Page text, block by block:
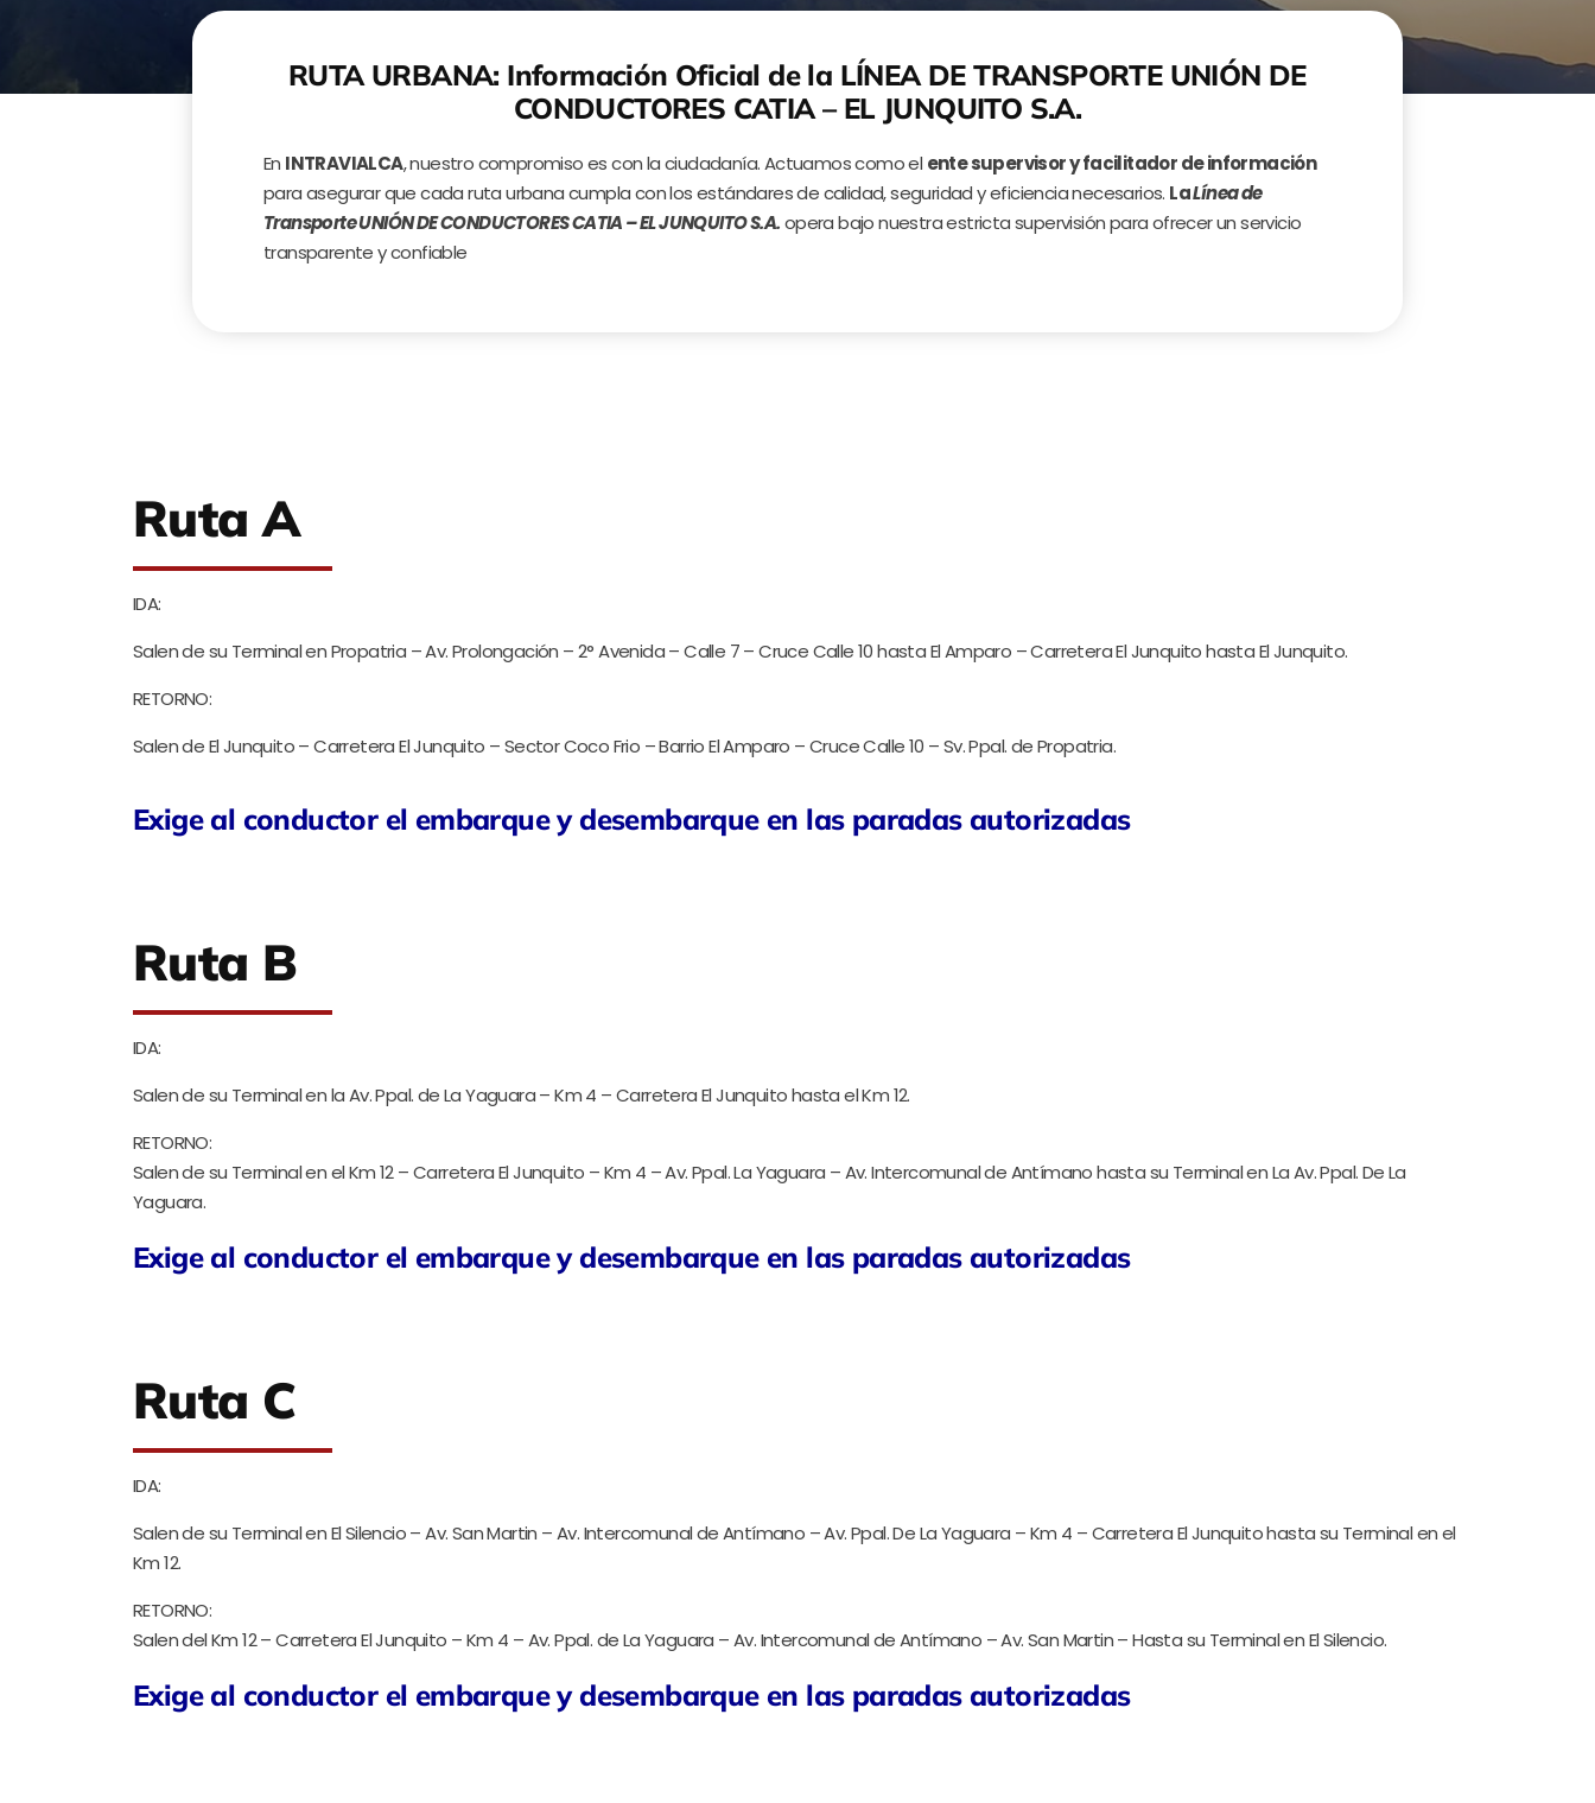
RUTA URBANA: Información Oficial de la LÍNEA DE TRANSPORTE UNIÓN DE
CONDUCTORES CATIA – EL JUNQUITO S.A.
En INTRAVIALCA, nuestro compromiso es con la ciudadanía. Actuamos como el ente supervisor y facilitador de información
para asegurar que cada ruta urbana cumpla con los estándares de calidad, seguridad y eficiencia necesarios. LaLínea de
Transporte UNIÓN DE CONDUCTORES CATIA – EL JUNQUITO S.A.opera bajo nuestra estricta supervisión para ofrecer un servicio
transparente y confiable
Ruta A
IDA:
Salen de su Terminal en Propatria – Av. Prolongación – 2° Avenida – Calle 7 – Cruce Calle 10 hasta El Amparo – Carretera El Junquito hasta El Junquito.
RETORNO:
Salen de El Junquito – Carretera El Junquito – Sector Coco Frio – Barrio El Amparo – Cruce Calle 10 – Sv. Ppal. de Propatria.
Exige al conductor el embarque y desembarque en las paradas autorizadas
Ruta B
IDA:
Salen de su Terminal en la Av. Ppal. de La Yaguara – Km 4 – Carretera El Junquito hasta el Km 12.
RETORNO:
Salen de su Terminal en el Km 12 – Carretera El Junquito – Km 4 – Av. Ppal. La Yaguara – Av. Intercomunal de Antímano hasta su Terminal en La Av. Ppal. De La
Yaguara.
Exige al conductor el embarque y desembarque en las paradas autorizadas
Ruta C
IDA:
Salen de su Terminal en El Silencio – Av. San Martin – Av. Intercomunal de Antímano – Av. Ppal. De La Yaguara – Km 4 – Carretera El Junquito hasta su Terminal en el
Km 12.
RETORNO:
Salen del Km 12 – Carretera El Junquito – Km 4 – Av. Ppal. de La Yaguara – Av. Intercomunal de Antímano – Av. San Martin – Hasta su Terminal en El Silencio.
Exige al conductor el embarque y desembarque en las paradas autorizadas